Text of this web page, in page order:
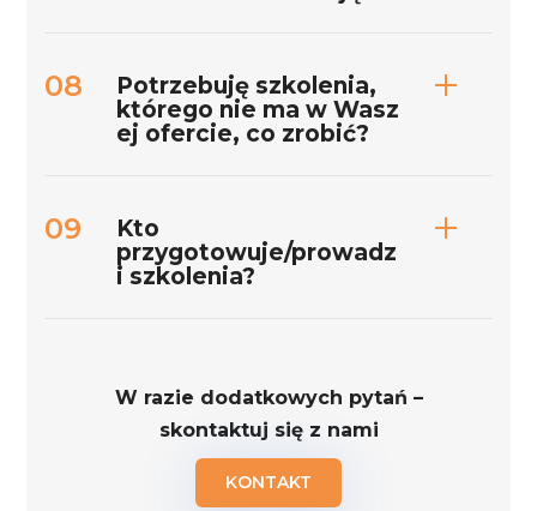
Potrzebuję szkolenia,
którego nie ma w Wasz
ej ofercie, co zrobić?
Kto
przygotowuje/prowadz
i szkolenia?
W razie dodatkowych pytań –
skontaktuj się z nami
KONTAKT